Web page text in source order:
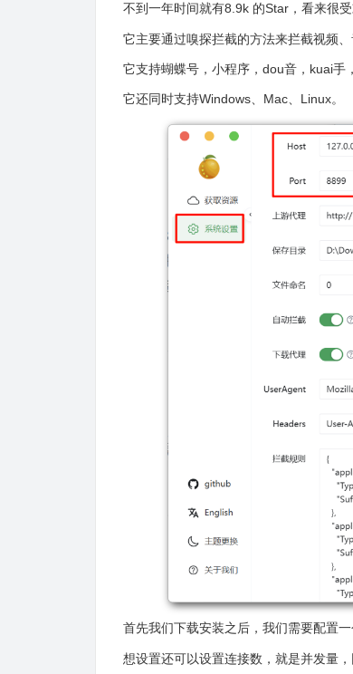
不到一年时间就有8.9k 的Star，看来很受
它主要通过嗅探拦截的方法来拦截视频
它支持蝴蝶号，小程序，dou音，kuai手
它还同时支持Windows、Mac、Linux。
首先我们下载安装之后，我们需要配置
想设置还可以设置连接数，就是并发量，